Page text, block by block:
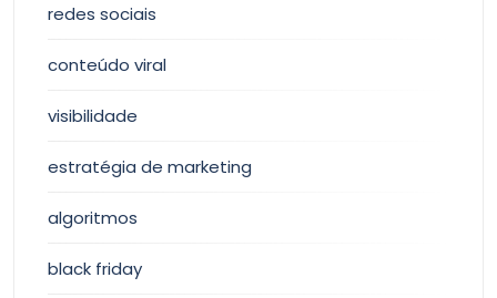
redes sociais
conteúdo viral
visibilidade
estratégia de marketing
algoritmos
black friday